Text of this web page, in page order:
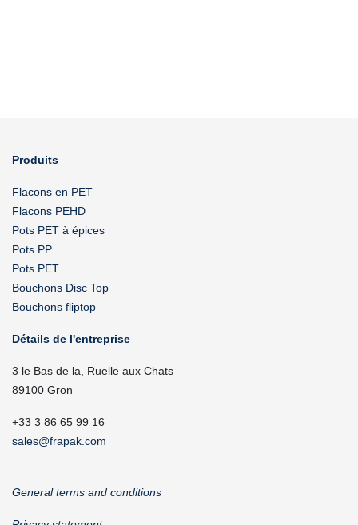
Produits
Flacons en PET
Flacons PEHD
Pots PET à épices
Pots PP
Pots PET
Bouchons Disc Top
Bouchons fliptop
Détails de l'entreprise
3 le Bas de la, Ruelle aux Chats
89100 Gron
+33 3 86 65 99 16
sales@frapak.com
General terms and conditions